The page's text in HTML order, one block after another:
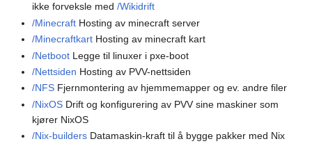
ikke forveksle med/Wikidrift
/Minecraft Hosting av minecraft server
/Minecraftkart Hosting av minecraft kart
/Netboot Legge til linuxer i pxe-boot
/Nettsiden Hosting av PVV-nettsiden
/NFS Fjernmontering av hjemmemapper og ev. andre filer
/NixOS Drift og konfigurering av PVV sine maskiner som
kjører NixOS
/Nix-builders Datamaskin-kraft til å bygge pakker med Nix